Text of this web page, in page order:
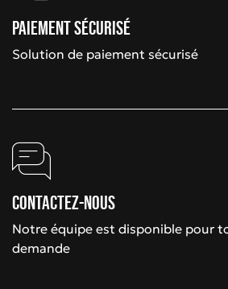
Paiement sécurisé
Solution de paiement sécurisé
Contactez-nous
Notre équipe est disponible pour
demande